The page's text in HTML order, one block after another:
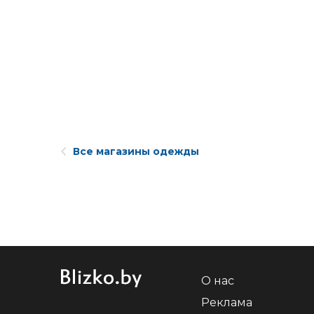
Все магазины одежды
О нас
Реклама